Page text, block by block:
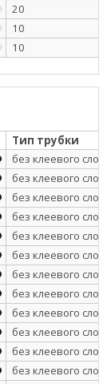
20
10
10
Тип трубки
без клеевого слоя
без клеевого слоя
без клеевого слоя
без клеевого слоя
без клеевого слоя
без клеевого слоя
без клеевого слоя
без клеевого слоя
без клеевого слоя
без клеевого слоя
без клеевого слоя
без клеевого слоя